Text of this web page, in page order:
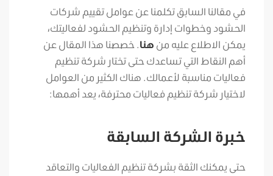
في مقالنا السابق تكلمنا عن عوامل تقييم شركات
الحشود وخطوات إدارة وتنظيم الحشود لفعاليتك،
يمكن الاطلاع عليه من هنا. خصصنا هذا المقال عن
أهم النقاط التي تساعدك حتى تختار شركة تنظيم
فعاليات مناسبة لأعمالك. هناك الكثير من العوامل
لاختيار شركة تنظيم فعاليات محترفة، يعد أهمها:
خبرة الشركة السابقة
حتى يمكنك الثقة بشركة تنظيم الفعاليات والتعاقد